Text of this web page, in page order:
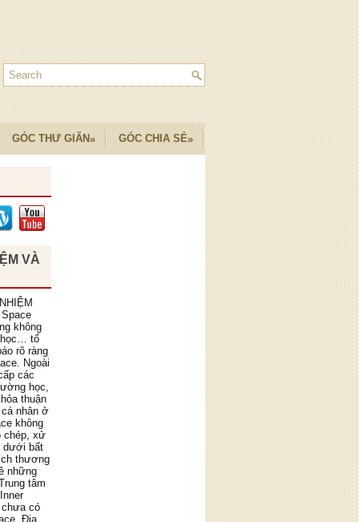
GÓC THƯ GIÃN» GÓC CHIA SẺ»
VÀ
không
học… tổ
rõ ràng
Ngoài
các
học,
thuận
cá nhân ở
không
chép, xử
dưới bất
thương
những
tâm
có
Địa